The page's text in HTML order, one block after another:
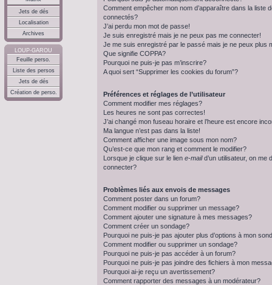
Jets de dés
Localisation
Archives
LOUP-GAROU
Feuille perso.
Liste des persos
Jets de dés
Création de perso.
Comment empêcher mon nom d’apparaître dans la liste
connectés?
J’ai perdu mon mot de passe!
Je suis enregistré mais je ne peux pas me connecter!
Je me suis enregistré par le passé mais je ne peux plus
Que signifie COPPA?
Pourquoi ne puis-je pas m’inscrire?
A quoi sert “Supprimer les cookies du forum”?
Préférences et réglages de l’utilisateur
Comment modifier mes réglages?
Les heures ne sont pas correctes!
J’ai changé mon fuseau horaire et l’heure est encore
Ma langue n’est pas dans la liste!
Comment afficher une image sous mon nom?
Qu’est-ce que mon rang et comment le modifier?
Lorsque je clique sur le lien e-maild’un utilisateur, on me
connecter?
Problèmes liés aux envois de messages
Comment poster dans un forum?
Comment modifier ou supprimer un message?
Comment ajouter une signature à mes messages?
Comment créer un sondage?
Pourquoi ne puis-je pas ajouter plus d’options à mon
Comment modifier ou supprimer un sondage?
Pourquoi ne puis-je pas accéder à un forum?
Pourquoi ne puis-je pas joindre des fichiers à mon
Pourquoi ai-je reçu un avertissement?
Comment rapporter des messages à un modérateur?